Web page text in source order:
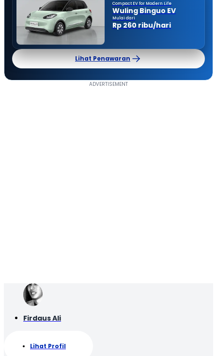
Compact EV for Modern Life
Wuling Binguo EV
Mulai dari
Rp 260 ribu/hari
Lihat Penawaran
Firdaus Ali
Lihat Profil